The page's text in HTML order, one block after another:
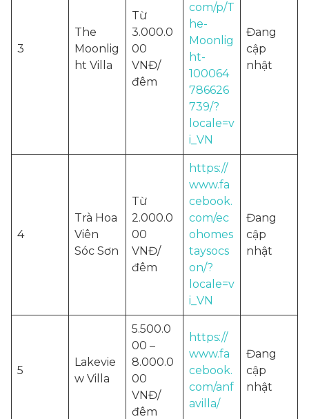
3
The
Moonlig
ht Villa
Từ
3.000.0
00
VNĐ/
đêm
com/p/T
he-
Moonlig
ht-
100064
786626
739/?
locale=v
i_VN
Đang
cập
nhật
4
Trà Hoa
Viên
Sóc Sơn
Từ
2.000.0
00
VNĐ/
đêm
https://
www.fa
cebook.
com/ec
ohomes
taysocs
on/?
locale=v
i_VN
Đang
cập
nhật
5
Lakevie
w Villa
5.500.0
00 –
8.000.0
00
VNĐ/
đêm
https://
www.fa
cebook.
com/anf
avilla/
Đang
cập
nhật